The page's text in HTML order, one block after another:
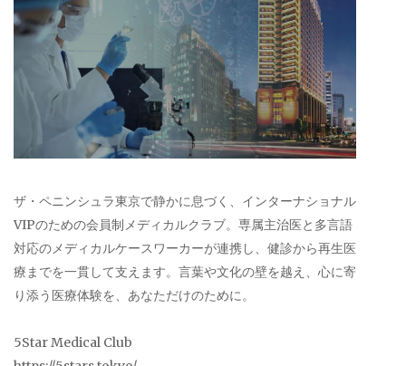
ザ・ペニンシュラ東京で静かに息づく、インターナショナル
VIPのための会員制メディカルクラブ。専属主治医と多言語
対応のメディカルケースワーカーが連携し、健診から再生医
療までを一貫して支えます。言葉や文化の壁を越え、心に寄
り添う医療体験を、あなただけのために。
5Star Medical Club